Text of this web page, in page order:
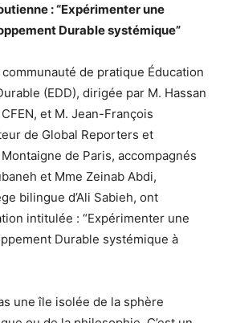
: “Expérimenter une
Durable systémique”
de pratique Éducation
(EDD), dirigée par M. Hassan
et M. Jean-François
de Global Reporters et
de Paris, accompagnés
et Mme Zeinab Abdi,
bilingue d’Ali Sabieh, ont
intitulée : “Expérimenter une
Durable systémique à
une île isolée de la sphère